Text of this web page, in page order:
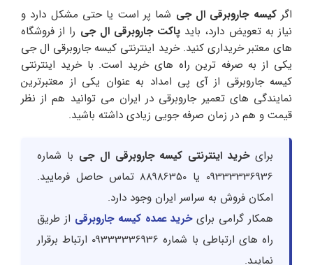
اگرکیسه جاروبرقی ال جی شما پر است یا حتی مشکل دارد و
نیاز به تعویض دارد، باید پاکت جاروبرقی ال جی را از فروشگاه
های معتبر خریداری کنید. خرید اینترنتی کیسه جاروبرقی ال جی
یکی از به صرفه ترین راه های خرید است. با خرید اینترنتی
کیسه جاروبرقی از آی پی امداد به عنوان یکی از معتبرترین
نمایندگی های تعمیر جاروبرقی در ایران می توانید هم از نظر
قیمت و هم در زمان صرفه جویی زیادی داشته باشید.
برایخرید اینترنتی کیسه جاروبرقی ال جی با شماره
09333336936 یا 88986350 تماس حاصل فرمایید.
امکان فروش به سراسر ایران وجود دارد.
همکار گرامی برایخرید عمده کیسه جاروبرقی از طریق
راه های ارتباطی با شماره 09333336936 ارتباط برقرار
نمایید.